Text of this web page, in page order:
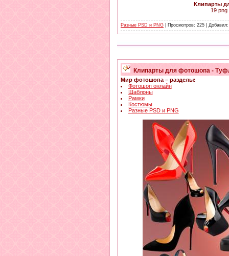
Клипарты
19 png
Разные PSD и PNG | Просмотров: 225 |
Клипарты для фотошопа -
Мир фотошопа – разделы:
Фотошоп онлайн
Шаблоны
Рамки
Костюмы
Разные PSD и PNG